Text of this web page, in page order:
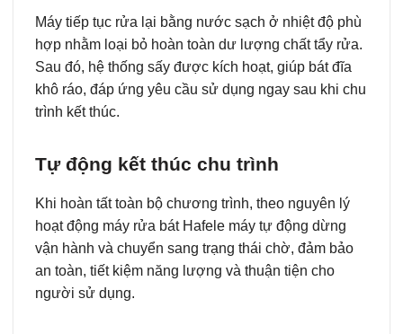
Máy tiếp tục rửa lại bằng nước sạch ở nhiệt độ phù
hợp nhằm loại bỏ hoàn toàn dư lượng chất tẩy rửa.
Sau đó, hệ thống sấy được kích hoạt, giúp bát đĩa
khô ráo, đáp ứng yêu cầu sử dụng ngay sau khi chu
trình kết thúc.
Tự động kết thúc chu trình
Khi hoàn tất toàn bộ chương trình, theo nguyên lý
hoạt động máy rửa bát Hafele máy tự động dừng
vận hành và chuyển sang trạng thái chờ, đảm bảo
an toàn, tiết kiệm năng lượng và thuận tiện cho
người sử dụng.